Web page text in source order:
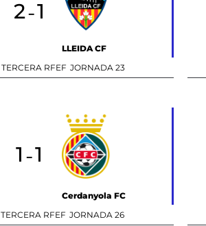
2-1
LLEIDA CF
TERCERA RFEF JORNADA 23
1-1
Cerdanyola FC
TERCERA RFEF JORNADA 26